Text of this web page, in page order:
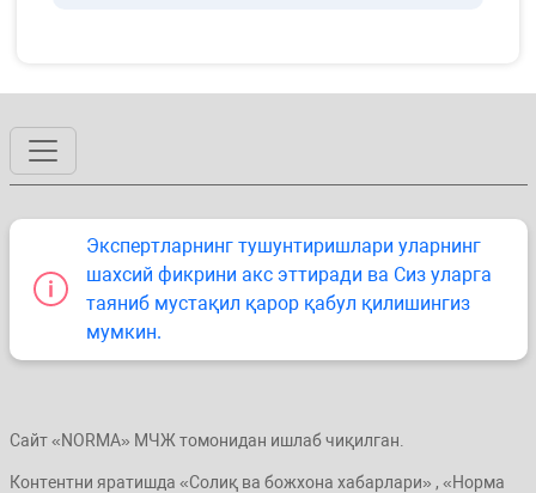
Экспертларнинг тушунтиришлари уларнинг
шахсий фикрини акс эттиради ва Сиз уларга
таяниб мустақил қарор қабул қилишингиз
мумкин.
Сайт «NORMA» МЧЖ томонидан ишлаб чиқилган.
Контентни яратишда «Солиқ ва божхона хабарлари» , «Норма